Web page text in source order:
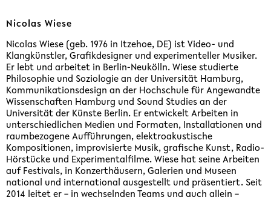
Nicolas Wiese
Nicolas Wiese (geb. 1976 in Itzehoe, DE) ist Video- und
Klangkünstler, Grafikdesigner und experimenteller Musiker.
Er lebt und arbeitet in Berlin-Neukölln. Wiese studierte
Philosophie und Soziologie an der Universität Hamburg,
Kommunikationsdesign an der Hochschule für Angewandte
Wissenschaften Hamburg und Sound Studies an der
Universität der Künste Berlin. Er entwickelt Arbeiten in
unterschiedlichen Medien und Formaten, Installationen und
raumbezogene Aufführungen, elektroakustische
Kompositionen, improvisierte Musik, grafische Kunst, Radio-
Hörstücke und Experimentalfilme. Wiese hat seine Arbeiten
auf Festivals, in Konzerthäusern, Galerien und Museen
national und international ausgestellt und präsentiert. Seit
2014 leitet er – in wechselnden Teams und auch allein –